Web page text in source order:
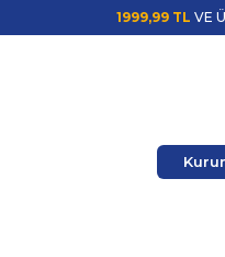
1999,99 TL VE